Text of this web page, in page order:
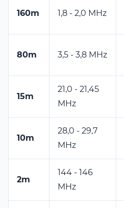
160m 1,8 - 2,0 MHz
80m 3,5 - 3,8 MHz
15m
21,0 - 21,45
MHz
10m
28,0 - 29,7
MHz
2m
144 - 146
MHz